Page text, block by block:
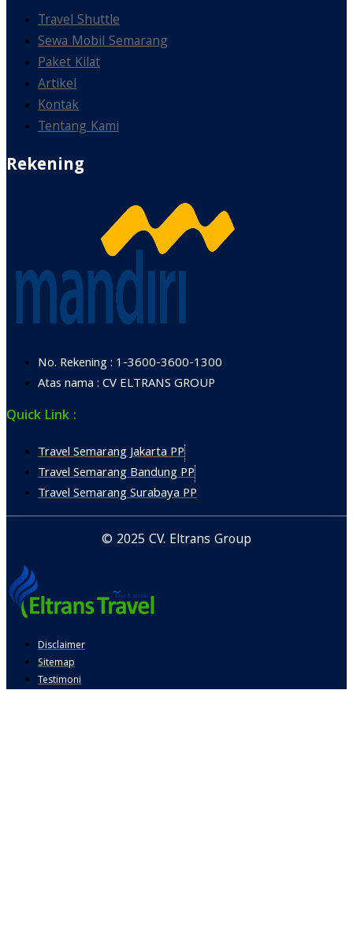
Travel Shuttle
Sewa Mobil Semarang
Paket Kilat
Artikel
Kontak
Tentang Kami
Rekening
No. Rekening : 1-3600-3600-1300
Atas nama : CV ELTRANS GROUP
Quick Link :
Travel Semarang Jakarta PP
Travel Semarang Bandung PP
Travel Semarang Surabaya PP
© 2025 CV. Eltrans Group
Disclaimer
Sitemap
Testimoni